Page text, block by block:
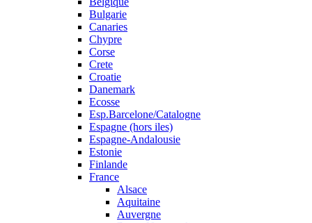
Bulgarie
Canaries
Chypre
Corse
Crete
Croatie
Danemark
Ecosse
Esp.Barcelone/Catalogne
Espagne (hors iles)
Espagne-Andalousie
Estonie
Finlande
France
Alsace
Aquitaine
Auvergne